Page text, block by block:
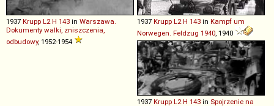
1937 Krupp L2 H 143 in Warszawa.
Dokumenty walki, zniszczenia,
odbudowy, 1952-1954
1937 Krupp L2 H 143 in Kampf um
Norwegen. Feldzug 1940, 1940
1937 Krupp L2 H 143 in Spojrzenie na